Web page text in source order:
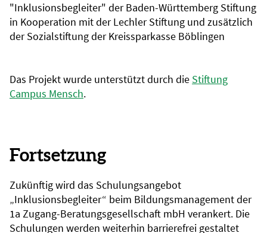
"Inklusionsbegleiter" der Baden-Württemberg Stiftung
in Kooperation mit der Lechler Stiftung und zusätzlich
der Sozialstiftung der Kreissparkasse Böblingen
Das Projekt wurde unterstützt durch die Stiftung
Campus Mensch.
Fortsetzung
Zukünftig wird das Schulungsangebot
„Inklusionsbegleiter“ beim Bildungsmanagement der
1a Zugang-Beratungsgesellschaft mbH verankert. Die
Schulungen werden weiterhin barrierefrei gestaltet